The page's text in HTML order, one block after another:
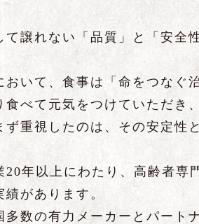
譲れない「品質」と「安全
おいて、食事は「命をつなぐ
食べて元気をつけていただき
重視したのは、その安定性
20年以上にわたり、高齢者専
があります。
多数の有力メーカーとパート